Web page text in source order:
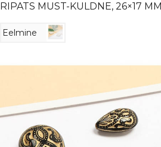
RIPATS MUST-KULDNE, 26×17 MM
Eelmine